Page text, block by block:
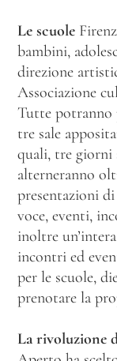
Le scuole
bambini,
direzione
Associazione
Tutte potranno
tre sale
quali, tre giorni
alterneranno
presentazioni
voce, eventi,
inoltre
incontri ed
per le scuole,
prenotare la
La rivoluzione